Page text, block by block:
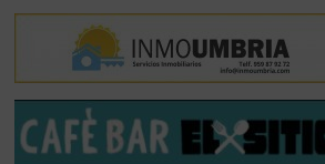
CAMPEÓN
DEL
TRIANGULAR
DE
GINÉS